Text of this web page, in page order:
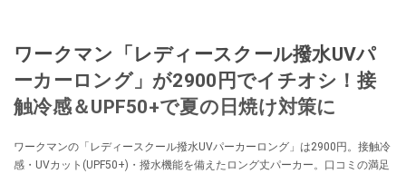
ワークマン「レディースクール撥水UVパ
ーカーロング」が2900円でイチオシ！接
触冷感＆UPF50+で夏の日焼け対策に
ワークマンの「レディースクール撥水UVパーカーロング」は2900円。接触冷
感・UVカット(UPF50+)・撥水機能を備えたロング丈パーカー。口コミの満足